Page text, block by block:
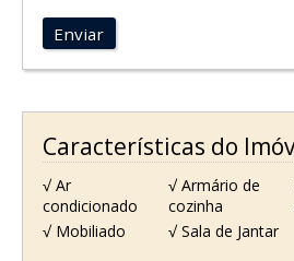
Enviar
Características do
√ Ar
condicionado
√ Armário de
cozinha
√ Mobiliado
√ Sala de Jantar